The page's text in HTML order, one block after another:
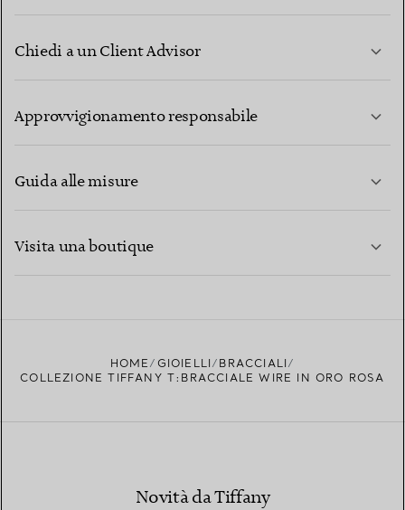
Chiedi a un Client Advisor
Approvvigionamento responsabile
Guida alle misure
Visita una boutique
HOME GIOIELLI
BRACCIALI
COLLEZIONE TIFFANY T:BRACCIALE WIRE IN ORO ROSA
Novità da Tiffany